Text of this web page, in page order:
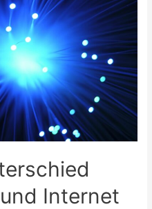
Internet